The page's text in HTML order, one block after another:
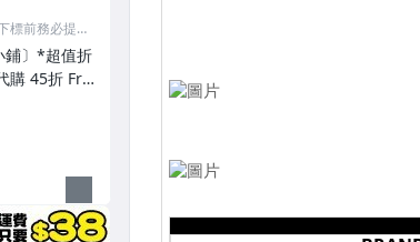
標前務必提
鋪〕*超值折
購 45折 Fre
任選三件